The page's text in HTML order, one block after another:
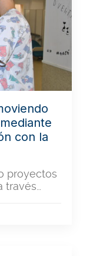
con la
proyectos